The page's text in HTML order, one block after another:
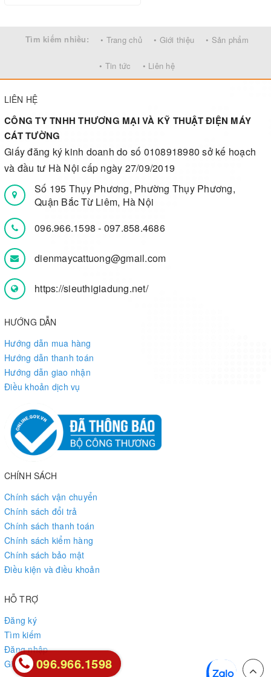
Tìm kiếm nhiều: • Trang chủ • Giới thiệu • Sản phẩm
• Tin tức • Liên hệ
LIÊN HỆ
CÔNG TY TNHH THƯƠNG MẠI VÀ KỸ THUẬT ĐIỆN MÁY
CÁT TƯỜNG
Giấy đăng ký kinh doanh do số 0108918980 sở kế hoạch
và đầu tư Hà Nội cấp ngày 27/09/2019
Số 195 Thụy Phương, Phường Thụy Phương,
Quận Bắc Từ Liêm, Hà Nội
096.966.1598- 097.858.4686
dienmaycattuong@gmail.com
https://sieuthigiadung.net/
HƯỚNG DẪN
Hướng dẫn mua hàng
Hướng dẫn thanh toán
Hướng dẫn giao nhận
Điều khoản dịch vụ
CHÍNH SÁCH
Chính sách vận chuyển
Chính sách đổi trả
Chính sách thanh toán
Chính sách kiểm hàng
Chính sách bảo mật
Điều kiện và điều khoản
HỖ TRỢ
Đăng ký
Tìm kiếm
Đăng nhập
Giỏ hàng096.966.1598
096.966.1598